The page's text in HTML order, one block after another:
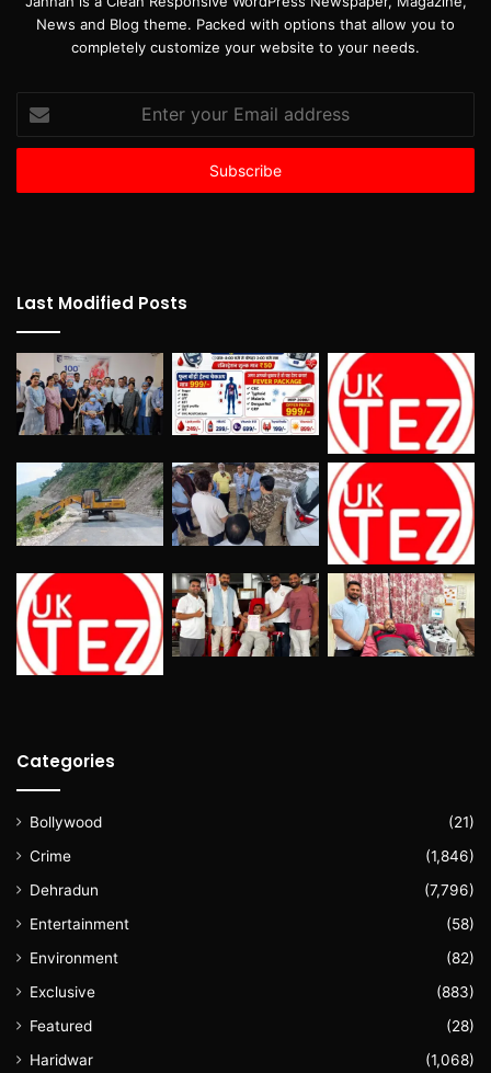
News and Blog theme. Packed with options that allow you to
completely customize your website to your needs.
your
Email
Last Modified Posts
Categories
Bollywood
(21)
Crime
(1,846)
Dehradun
(7,796)
Entertainment
(58)
Environment
(82)
Exclusive
(883)
Featured
(28)
Haridwar
(1,068)